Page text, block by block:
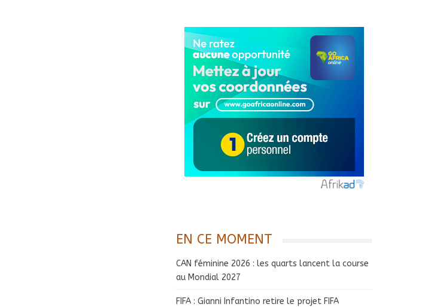
EN CE MOMENT
CAN féminine 2026 : les quarts lancent la course
au Mondial 2027
FIFA : Gianni Infantino retire le projet FIFA